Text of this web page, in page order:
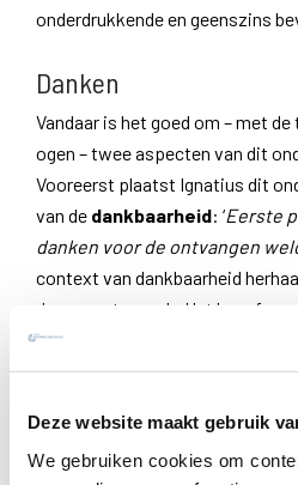
Deze website maakt gebruik
We gebruiken cookies om
onderdrukkende en geenszins
Danken
Vandaar is het goed om – met
ogen – twee aspecten van dit
Vooreerst plaatst Ignatius dit
van de dankbaarheid: ‘Eerste
danken voor de ontvangen
context van dankbaarheid
deze eerste week. Het besef
krijgt een heel andere inkleuring
dankbaarheid. Dankbaarheid is
de kortste keren tot
zelfbegoocheling, met alle